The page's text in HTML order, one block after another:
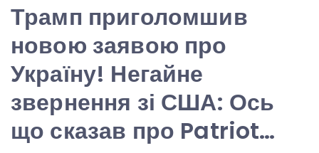
Трамп приголомшив
новою заявою про
Україну! Негайне
звернення зі США: Ось
що сказав про Patriot…